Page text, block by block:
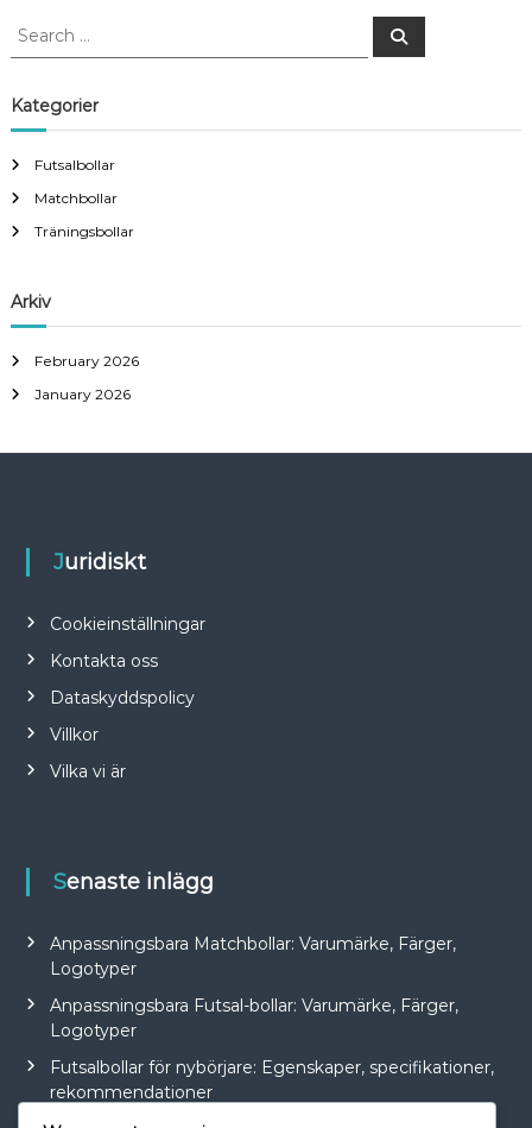
S
r
c
f
o
r
S
Kategorier
Futsalbollar
Matchbollar
Träningsbollar
Arkiv
February 2026
January 2026
Juridiskt
Cookieinställningar
Kontakta oss
Dataskyddspolicy
Villkor
Vilka vi är
Senaste inlägg
Anpassningsbara Matchbollar: Varumärke, Färger,
Logotyper
Anpassningsbara Futsal-bollar: Varumärke, Färger,
Logotyper
Futsalbollar för nybörjare: Egenskaper, specifikationer,
rekommendationer